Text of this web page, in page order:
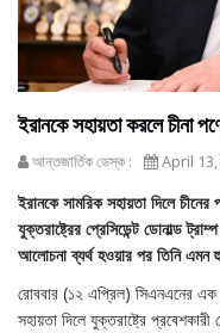
ইরানকে সহায়তা করলে চীনা
আন্তজার্তিক ডেস্ক : April
ইরানকে সামরিক সহায়তা দিলে
যুক্তরাষ্ট্রের প্রেসিডেন্ট ডোনাল্ড
আলোচনা ব্যর্থ হওয়ার পর তিনি এমন
রোববার (১২ এপ্রিল) সিএনএনের এক
সহায়তা দিলে যুক্তরাষ্ট্রে